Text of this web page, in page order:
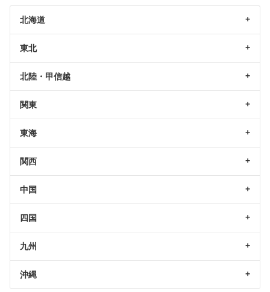
北海道
東北
北陸・甲信越
関東
東海
関西
中国
四国
九州
沖縄